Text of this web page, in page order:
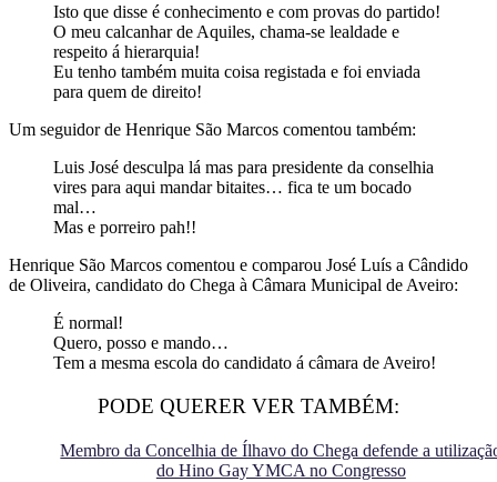
Isto que disse é conhecimento e com provas do partido!
O meu calcanhar de Aquiles, chama-se lealdade e
respeito á hierarquia!
Eu tenho também muita coisa registada e foi enviada
para quem de direito!
Um seguidor de Henrique São Marcos comentou também:
Luis José desculpa lá mas para presidente da conselhia
vires para aqui mandar bitaites… fica te um bocado
mal…
Mas e porreiro pah!!
Henrique São Marcos comentou e comparou José Luís a Cândido
de Oliveira, candidato do Chega à Câmara Municipal de Aveiro:
É normal!
Quero, posso e mando…
Tem a mesma escola do candidato á câmara de Aveiro!
PODE QUERER VER TAMBÉM:
Membro da Concelhia de Ílhavo do Chega defende a
do Hino Gay YMCA no Congresso